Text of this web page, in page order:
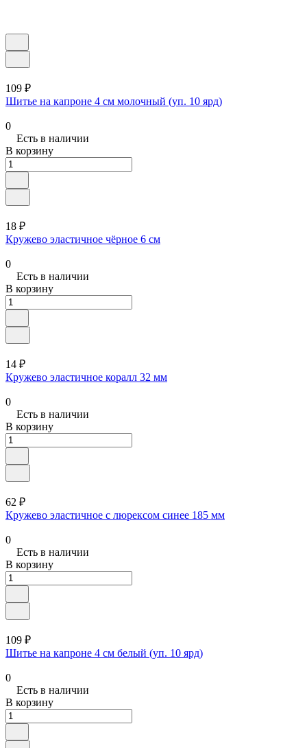
109 ₽
Шитье на капроне 4 см молочный (уп. 10 ярд)
0
Есть в наличии
В корзину
18 ₽
Кружево эластичное чёрное 6 см
0
Есть в наличии
В корзину
14 ₽
Кружево эластичное коралл 32 мм
0
Есть в наличии
В корзину
62 ₽
Кружево эластичное с люрексом синее 185 мм
0
Есть в наличии
В корзину
109 ₽
Шитье на капроне 4 см белый (уп. 10 ярд)
0
Есть в наличии
В корзину